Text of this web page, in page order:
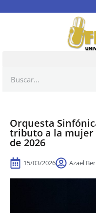
Orquesta
tributo a la
de 2026
15/03/2026 Azael